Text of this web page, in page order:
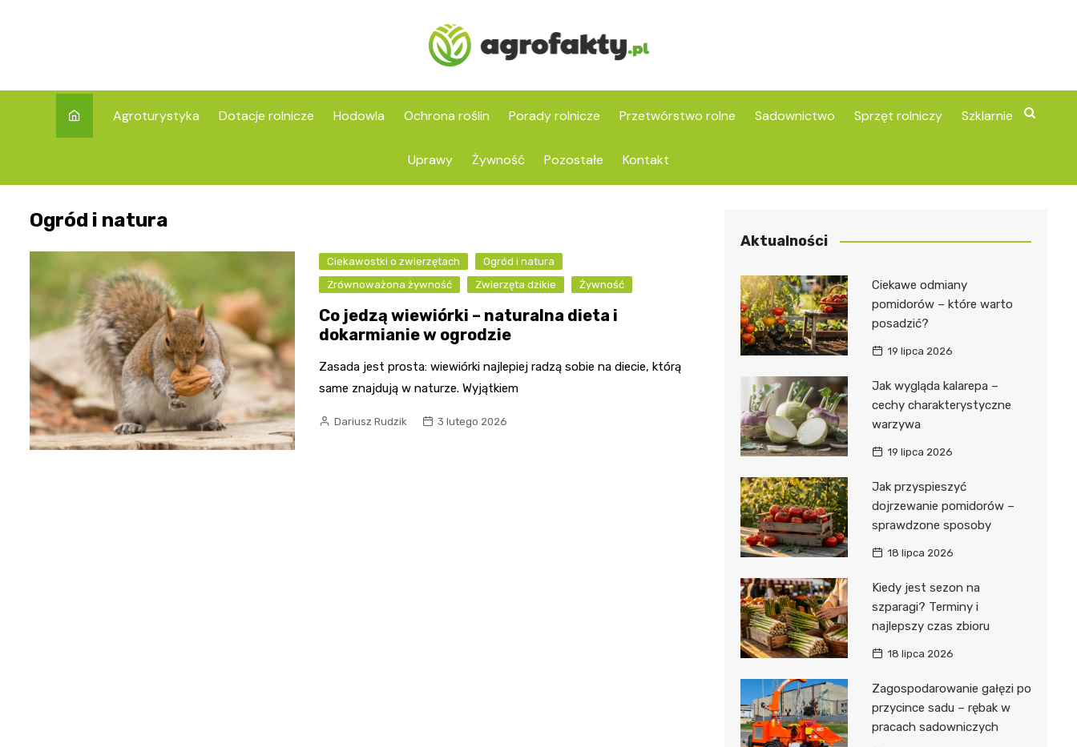
Agroturystyka Dotacje rolnicze Hodowla Ochrona roślin Porady rolnicze Przetwórstwo rolne Sadownictwo Sprzęt rolniczy Szklarnie
Uprawy Żywność Pozostałe Kontakt
Ogród i natura
Ciekawostki o zwierzętach
Ogród i natura
Zrównoważona żywność
Zwierzęta dzikie Żywność
Co jedzą wiewiórki – naturalna dieta i
dokarmianie w ogrodzie
Zasada jest prosta: wiewiórki najlepiej radzą sobie na diecie, którą
same znajdują w naturze. Wyjątkiem
Dariusz Rudzik 3 lutego 2026
Aktualności
Ciekawe odmiany
pomidorów – które warto
posadzić?
19 lipca 2026
Jak wygląda kalarepa –
cechy charakterystyczne
warzywa
19 lipca 2026
Jak przyspieszyć
dojrzewanie pomidorów –
sprawdzone sposoby
18 lipca 2026
Kiedy jest sezon na
szparagi? Terminy i
najlepszy czas zbioru
18 lipca 2026
Zagospodarowanie gałęzi po
przycince sadu – rębak w
pracach sadowniczych